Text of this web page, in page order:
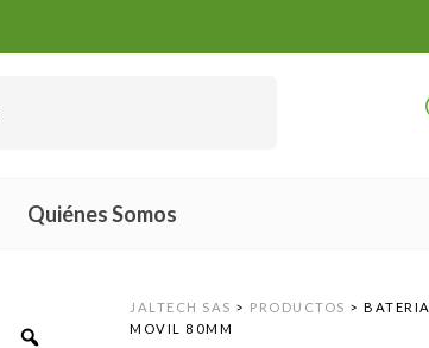
Quiénes Somos
JALTECH SAS > PRODUCTOS >
MOVIL 80MM